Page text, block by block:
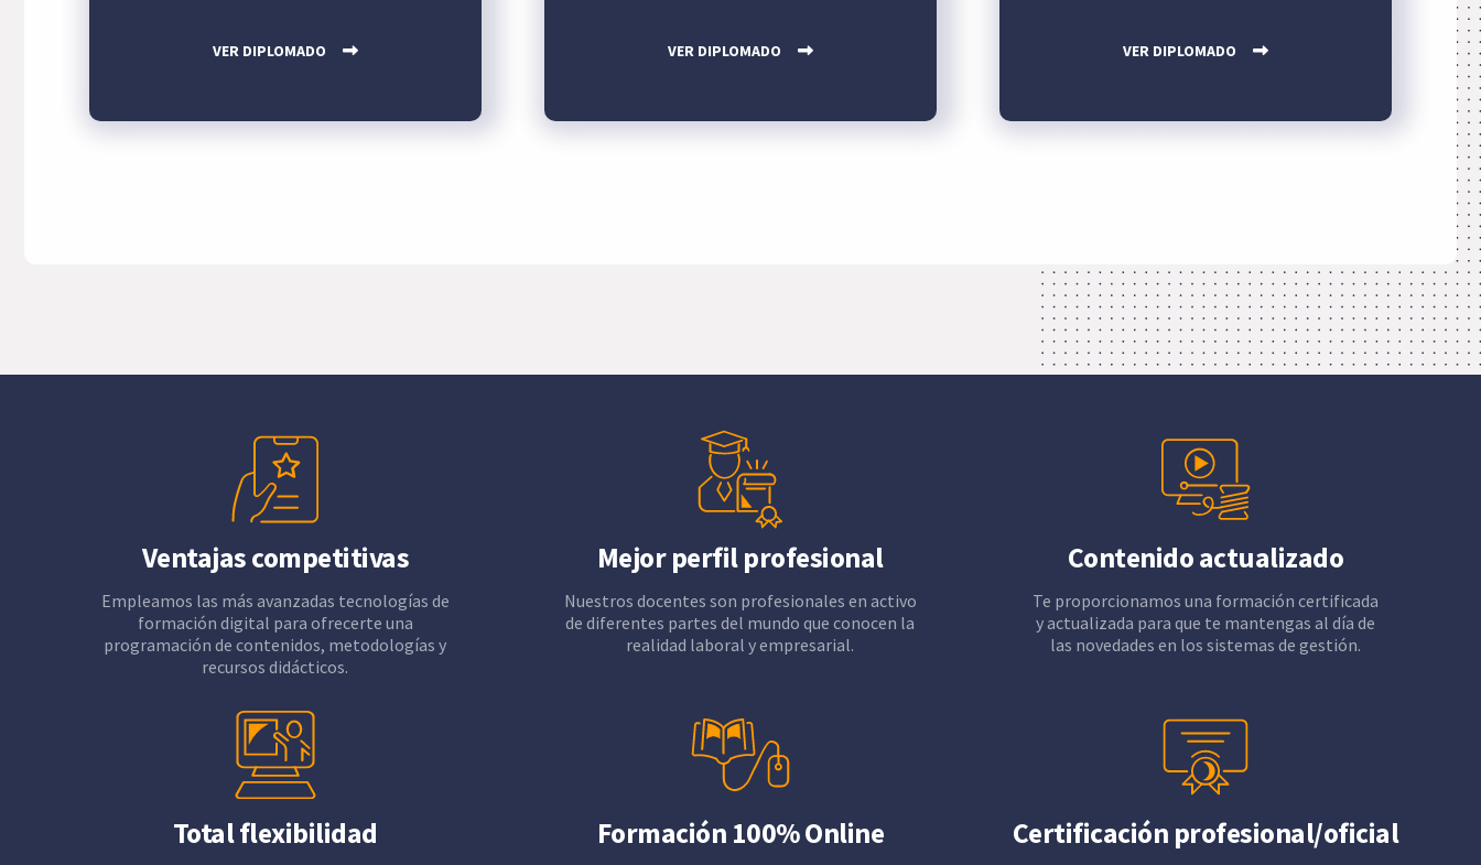
VER DIPLOMADO VER DIPLOMADO VER DIPLOMADO
Ventajas competitivas
Empleamos las más avanzadas tecnologías de
formación digital para ofrecerte una
programación de contenidos, metodologías y
recursos didácticos.
Mejor perfil profesional
Nuestros docentes son profesionales en activo
de diferentes partes del mundo que conocen la
realidad laboral y empresarial.
Contenido actualizado
Te proporcionamos una formación certificada
y actualizada para que te mantengas al día de
las novedades en los sistemas de gestión.
Total flexibilidad Formación 100% Online Certificación profesional/oficial